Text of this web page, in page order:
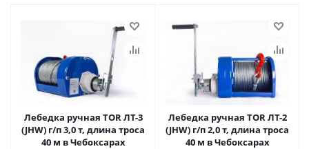
Лебедка ручная TOR ЛТ-3
(JHW) г/п 3,0 т, длина троса
40 м в Чебоксарах
Лебедка ручная TOR ЛТ-2
(JHW) г/п 2,0 т, длина троса
40 м в Чебоксарах